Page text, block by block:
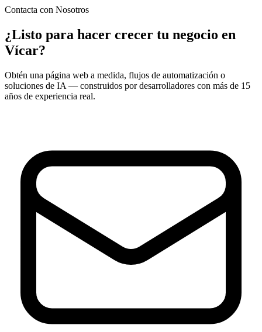
Contacta con Nosotros
¿Listo para hacer crecer tu negocio en
Vícar?
Obtén una página web a medida, flujos de automatización o
soluciones de IA — construidos por desarrolladores con más de 15
años de experiencia real.